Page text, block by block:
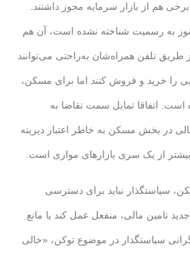
برخی هم از بازار سرمایه مجوز داشتند.
به رسمیت شناخته نشده است، آن هم
طریق تلفن همراه‌شان به‌راحتی می‌توانند
را خرید و فروش کنند اما برای مسکن،
است. اتفاقا تمایل سمت تقاضا به
در بخش مسکن به خاطر اعتبار دیرینه
از یک سری بازارهای موازی است.
سیاستگذار نباید برای دسترسی
تامین مالی، منفعل عمل کند یا مانع
نگرانی سیاستگذار در موضوع توکن، «خالی